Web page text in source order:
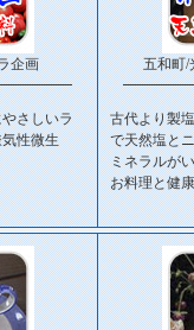
企画
さしいラ
性微生
五和町/
古代より製
で天然塩と
ミネラルが
お料理と健